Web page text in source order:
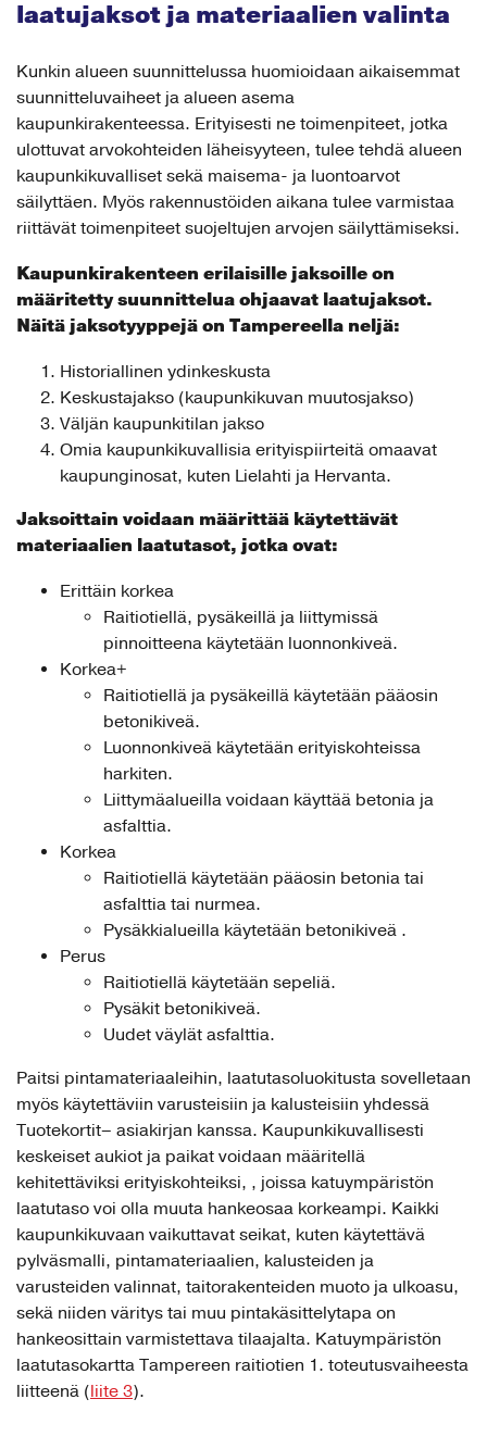
laatujaksot ja materiaalien valinta
Kunkin alueen suunnittelussa huomioidaan aikaisemmat
suunnitteluvaiheet ja alueen asema
kaupunkirakenteessa. Erityisesti ne toimenpiteet, jotka
ulottuvat arvokohteiden läheisyyteen, tulee tehdä alueen
kaupunkikuvalliset sekä maisema- ja luontoarvot
säilyttäen. Myös rakennustöiden aikana tulee varmistaa
riittävät toimenpiteet suojeltujen arvojen säilyttämiseksi.
Kaupunkirakenteen erilaisille jaksoille on
määritetty suunnittelua ohjaavat laatujaksot.
Näitä jaksotyyppejä on Tampereella neljä:
Historiallinen ydinkeskusta
Keskustajakso (kaupunkikuvan muutosjakso)
Väljän kaupunkitilan jakso
Omia kaupunkikuvallisia erityispiirteitä omaavat
kaupunginosat, kuten Lielahti ja Hervanta.
Jaksoittain voidaan määrittää käytettävät
materiaalien laatutasot, jotka ovat:
Erittäin korkea
Raitiotiellä, pysäkeillä ja liittymissä
pinnoitteena käytetään luonnonkiveä.
Korkea+
Raitiotiellä ja pysäkeillä käytetään pääosin
betonikiveä.
Luonnonkiveä käytetään erityiskohteissa
harkiten.
Liittymäalueilla voidaan käyttää betonia ja
asfalttia.
Korkea
Raitiotiellä käytetään pääosin betonia tai
asfalttia tai nurmea.
Pysäkkialueilla käytetään betonikiveä .
Perus
Raitiotiellä käytetään sepeliä.
Pysäkit betonikiveä.
Uudet väylät asfalttia.
Paitsi pintamateriaaleihin, laatutasoluokitusta sovelletaan
myös käytettäviin varusteisiin ja kalusteisiin yhdessä
Tuotekortit– asiakirjan kanssa. Kaupunkikuvallisesti
keskeiset aukiot ja paikat voidaan määritellä
kehitettäviksi erityiskohteiksi, , joissa katuympäristön
laatutaso voi olla muuta hankeosaa korkeampi. Kaikki
kaupunkikuvaan vaikuttavat seikat, kuten käytettävä
pylväsmalli, pintamateriaalien, kalusteiden ja
varusteiden valinnat, taitorakenteiden muoto ja ulkoasu,
sekä niiden väritys tai muu pintakäsittelytapa on
hankeosittain varmistettava tilaajalta. Katuympäristön
laatutasokartta Tampereen raitiotien 1. toteutusvaiheesta
liitteenä (liite 3).